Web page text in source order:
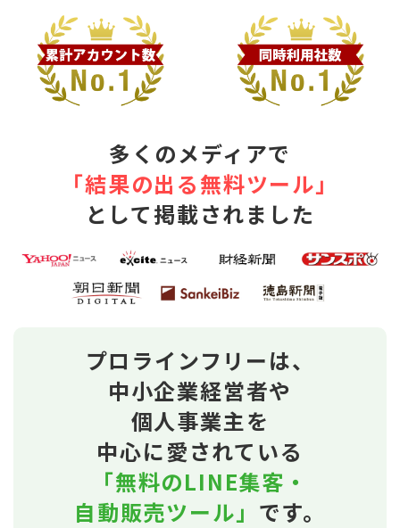
多くのメディアで
｢結果の出る無料ツール｣
として掲載されました
プロラインフリーは、
中小企業経営者や
個人事業主を
中心に愛されている
「無料のLINE集客・
自動販売ツール」 です。